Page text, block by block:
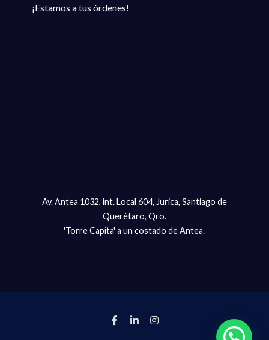
¡Estamos a tus órdenes!
Av. Antea 1032, int. Local 604, Jurica, Santiago de
Querétaro, Qro.
'Torre Capita' a un costado de Antea.